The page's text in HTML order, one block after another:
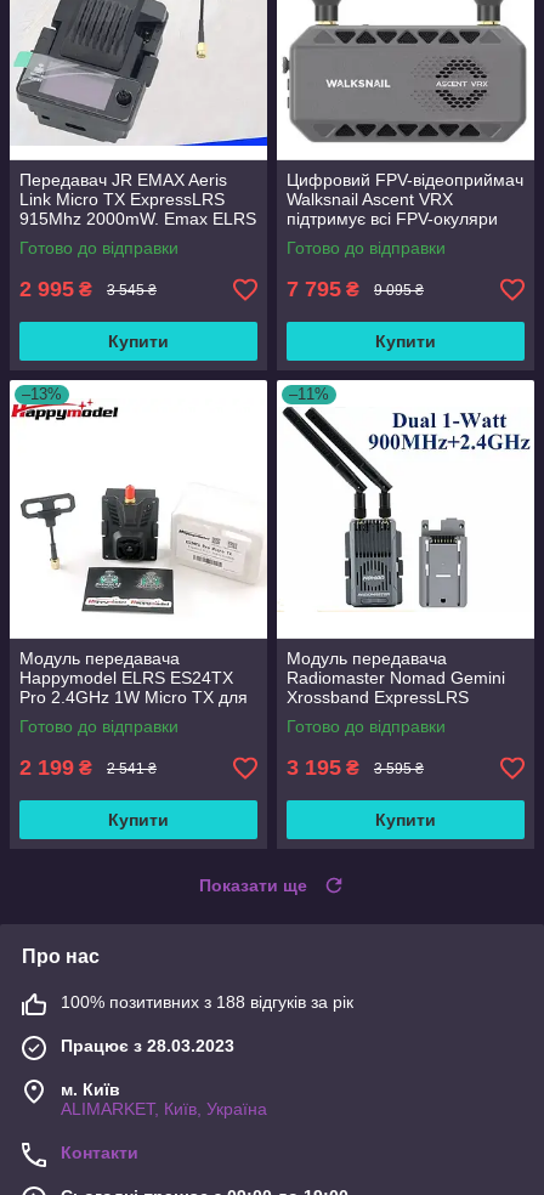
Передавач JR EMAX Aeris
Link Micro TX ExpressLRS
915Mhz 2000mW. Emax ELRS
на 915МГц із потужністю до
2В
Готово до відправки
2 995 ₴ 3 545 ₴
Купити
Цифровий FPV-відеоприймач
Walksnail Ascent VRX
підтримує всі FPV-окуляри
Готово до відправки
7 795 ₴ 9 095 ₴
Купити
–13%
Модуль передавача
Happymodel ELRS ES24TX
Pro 2.4GHz 1W Micro TX для
Radiomaster tx12 tx16s
Готово до відправки
2 199 ₴ 2 541 ₴
Купити
–11%
Модуль передавача
Radiomaster Nomad Gemini
Xrossband ExpressLRS
2.4GHz/900MHz Dual 1W
Готово до відправки
3 195 ₴ 3 595 ₴
Купити
Показати ще
Про нас
100% позитивних з 188 відгуків за рік
Працює з 28.03.2023
м. Київ
ALIMARKET, Київ, Україна
Контакти